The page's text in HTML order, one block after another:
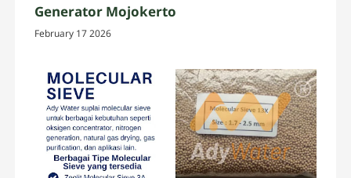
Generator Mojokerto
February 17 2026